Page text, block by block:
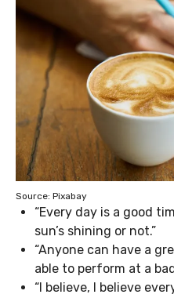
Source: Pixabay
“Every day is a good
sun’s shining or not.”
“Anyone can have a
able to perform at a
“I believe, I believe